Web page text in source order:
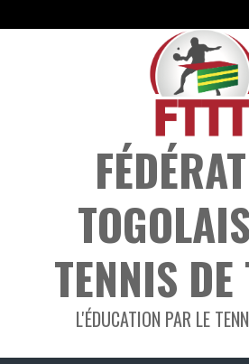
TENNIS
L'ÉDUCATION PAR LE